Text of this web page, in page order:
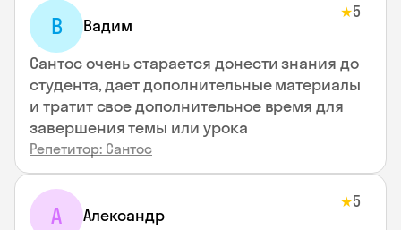
В Вадим
★5
Сантос очень старается донести знания до
студента, дает дополнительные материалы
и тратит свое дополнительное время для
завершения темы или урока
Репетитор: Сантос
А Александр
★5